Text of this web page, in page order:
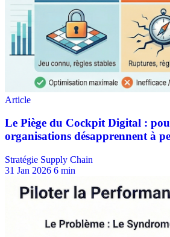
Stratégie Supply Chain
31 Jan 2026 6 min